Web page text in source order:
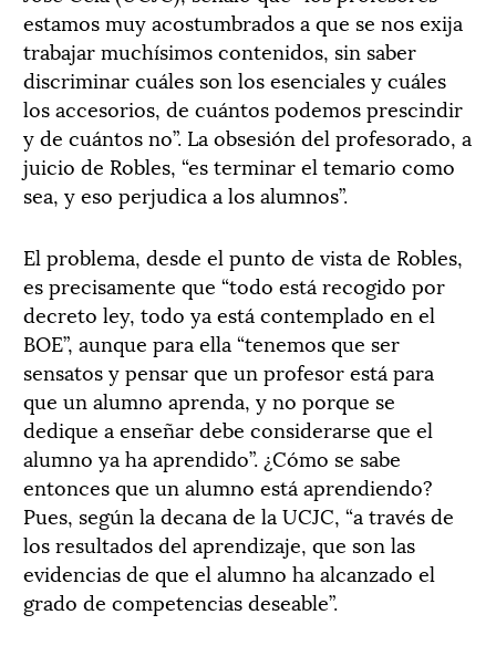
estamos muy acostumbrados a que se nos exija
trabajar muchísimos contenidos, sin saber
discriminar cuáles son los esenciales y cuáles
los accesorios, de cuántos podemos prescindir
y de cuántos no”. La obsesión del profesorado, a
juicio de Robles, “es terminar el temario como
sea, y eso perjudica a los alumnos”.
El problema, desde el punto de vista de Robles,
es precisamente que “todo está recogido por
decreto ley, todo ya está contemplado en el
BOE”, aunque para ella “tenemos que ser
sensatos y pensar que un profesor está para
que un alumno aprenda, y no porque se
dedique a enseñar debe considerarse que el
alumno ya ha aprendido”. ¿Cómo se sabe
entonces que un alumno está aprendiendo?
Pues, según la decana de la UCJC, “a través de
los resultados del aprendizaje, que son las
evidencias de que el alumno ha alcanzado el
grado de competencias deseable”.